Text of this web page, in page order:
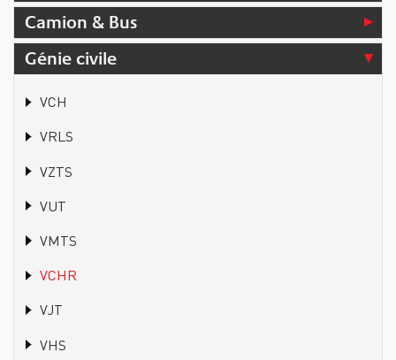
Camion & Bus
Génie civile
VCH
VRLS
VZTS
VUT
VMTS
VCHR
VJT
VHS